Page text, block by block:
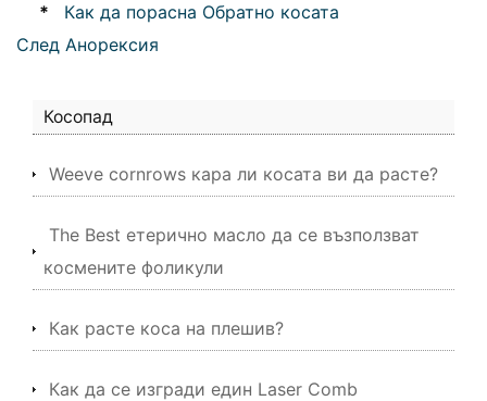
*
Как да порасна Обратно косата
След Анорексия
Косопад
Weeve cornrows кара ли косата ви да расте?
The Best етерично масло да се възползват
космените фоликули
Как расте коса на плешив?
Как да се изгради един Laser Comb